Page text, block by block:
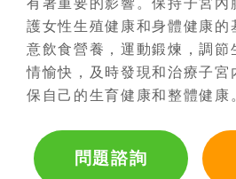
有著重要的影響。保持子宮內
護女性生殖健康和身體健康的
意飲食營養，運動鍛煉，調節
情愉快，及時發現和治療子宮
保自己的生育健康和整體健康
問題諮詢